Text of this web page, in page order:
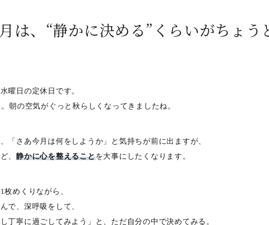
は、“静かに決める”くらいがちょう
曜日の定休日です。
朝の空気がぐっと秋らしくなってきましたね。
「さあ今月は何をしようか」と気持ちが前に出ますが、
、 静かに心を整えることを大事にしたくなります。
枚めくりながら、
で、深呼吸をして、
し丁寧に過ごしてみよう」と、ただ自分の中で決めてみる。